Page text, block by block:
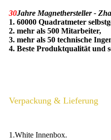
30Jahre Magnethersteller -
1. 60000 Quadratmeter
2. mehr als 500 Mitarbeiter,
3. mehr als 50 technische
4. Beste Produktqualität und
Verpackung & Lieferung
1.White Innenbox.